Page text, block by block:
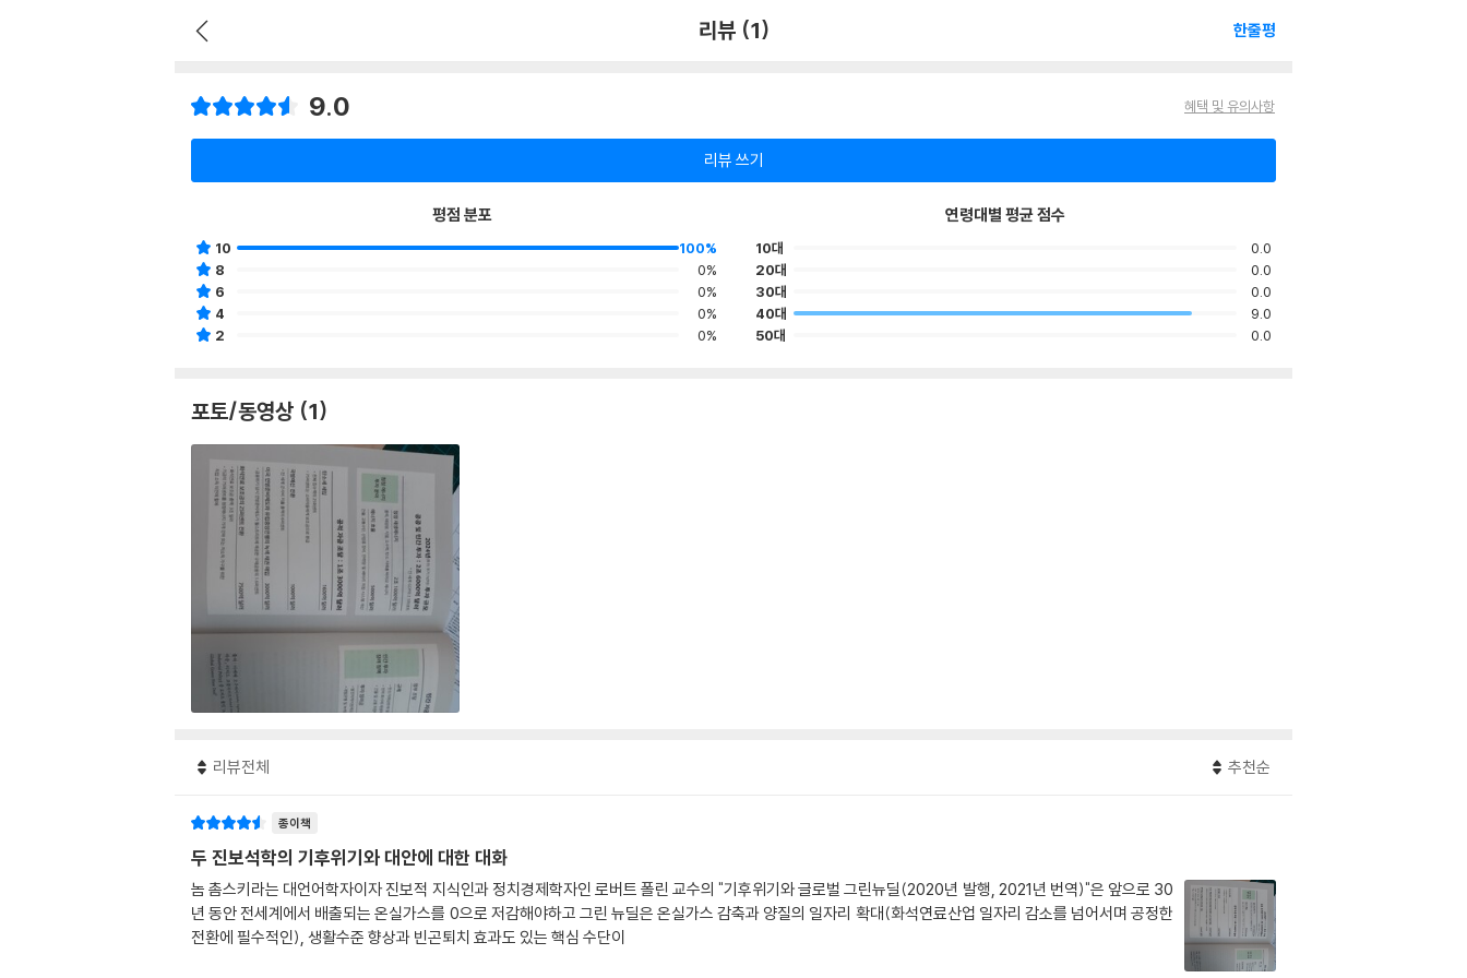
리뷰 (1) 한줄평
9.0 혜택 및 유의사항
리뷰 쓰기
평점 분포
10
100%
8
0%
6
0%
4
0%
2
0%
연령대별 평균 점수
10대
0.0
20대
0.0
30대
0.0
40대
9.0
50대
0.0
포토/동영상 (1)
리뷰전체 추천순
종이책
두 진보석학의 기후위기와 대안에 대한 대화
놈 촘스키라는 대언어학자이자 진보적 지식인과 정치경제학자인 로버트 폴린 교수의 "기후위기와 글로벌 그린뉴딜(2020년 발행, 2021년 번역)"은 앞으로 30
년 동안 전세계에서 배출되는 온실가스를 0으로 저감해야하고 그린 뉴딜은 온실가스 감축과 양질의 일자리 확대(화석연료산업 일자리 감소를 넘어서며 공정한
전환에 필수적인), 생활수준 향상과 빈곤퇴치 효과도 있는 핵심 수단이